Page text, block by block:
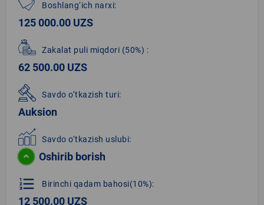
Boshlang‘ich narxi:
125 000.00 UZS
Zakalat puli miqdori (50%) :
62 500.00 UZS
Savdo o‘tkazish turi:
Auksion
Savdo o‘tkazish uslubi:
Oshirib borish
format_list_numbered Birinchi qadam bahosi(10%):
12 500.00 UZS